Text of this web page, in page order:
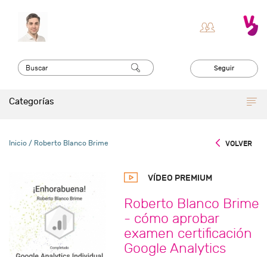
Seguir
Categorías
Inicio / Roberto Blanco Brime VOLVER
VÍDEO PREMIUM
Roberto Blanco Brime
- cómo aprobar
examen certificación
Google Analytics